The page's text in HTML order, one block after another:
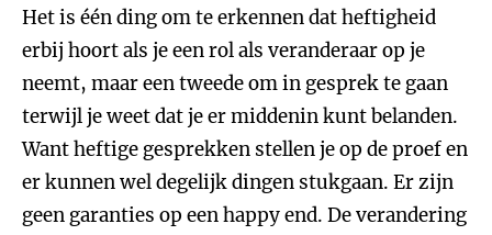
Het is één ding om te erkennen dat heftigheid
erbij hoort als je een rol als veranderaar op je
neemt, maar een tweede om in gesprek te gaan
terwijl je weet dat je er middenin kunt belanden.
Want heftige gesprekken stellen je op de proef en
er kunnen wel degelijk dingen stukgaan. Er zijn
geen garanties op een happy end. De verandering